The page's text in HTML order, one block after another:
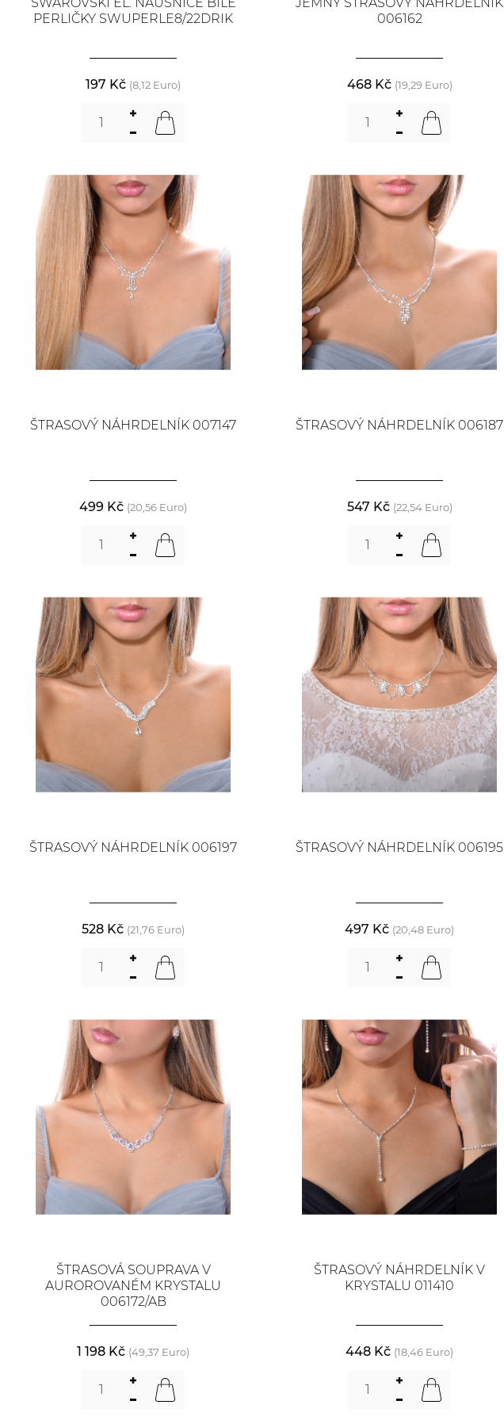
PERLIČKY SWUPERLE8/22DRIK
197 Kč (8,12 Euro)
006162
468 Kč (19,29 Euro)
ŠTRASOVÝ NÁHRDELNÍK 007147
499 Kč (20,56 Euro)
ŠTRASOVÝ NÁHRDELNÍK 006187
547 Kč (22,54 Euro)
ŠTRASOVÝ NÁHRDELNÍK 006197
528 Kč (21,76 Euro)
ŠTRASOVÝ NÁHRDELNÍK 006195
497 Kč (20,48 Euro)
ŠTRASOVÁ SOUPRAVA V
AUROROVANÉM KRYSTALU
006172/AB
1 198 Kč (49,37 Euro)
ŠTRASOVÝ NÁHRDELNÍK V
KRYSTALU 011410
448 Kč (18,46 Euro)